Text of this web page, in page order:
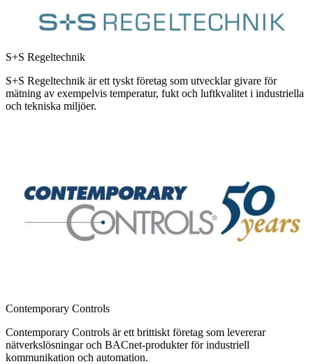
S+S Regeltechnik
S+S Regeltechnik är ett tyskt företag som utvecklar givare för
mätning av exempelvis temperatur, fukt och luftkvalitet i industriella
och tekniska miljöer.
Contemporary Controls
Contemporary Controls är ett brittiskt företag som levererar
nätverkslösningar och BACnet-produkter för industriell
kommunikation och automation.